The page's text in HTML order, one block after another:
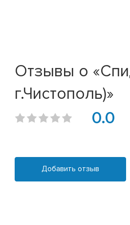
Отзывы о
г.Чистополь)»
0.0
Добавить отзыв